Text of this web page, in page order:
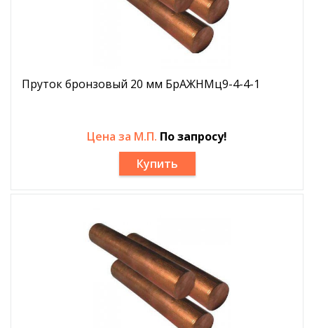
Пруток бронзовый 20 мм БрАЖНМц9-4-4-1
Цена за М.П. По запросу!
Купить